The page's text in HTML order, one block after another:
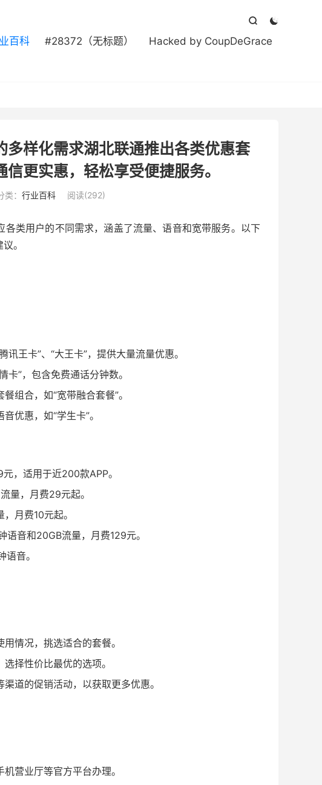


百科 #28372（无标题）
Hacked by CoupDeGrace
多样化需求湖北联通推出各类优惠套
更实惠，轻松享受便捷服务。
类： 行业百科 阅读(292)
类用户的不同需求，涵盖了流量、语音和宽带服务。以下
。
讯王卡”、“大王卡”，提供大量流量优惠。
卡”，包含免费通话分钟数。
组合，如“宽带融合套餐”。
优惠，如“学生卡”。
，适用于近200款APP。
量，月费29元起。
月费10元起。
语音和20GB流量，月费129元。
音。
情况，挑选适合的套餐。
择性价比最优的选项。
道的促销活动，以获取更多优惠。
营业厅等官方平台办理。